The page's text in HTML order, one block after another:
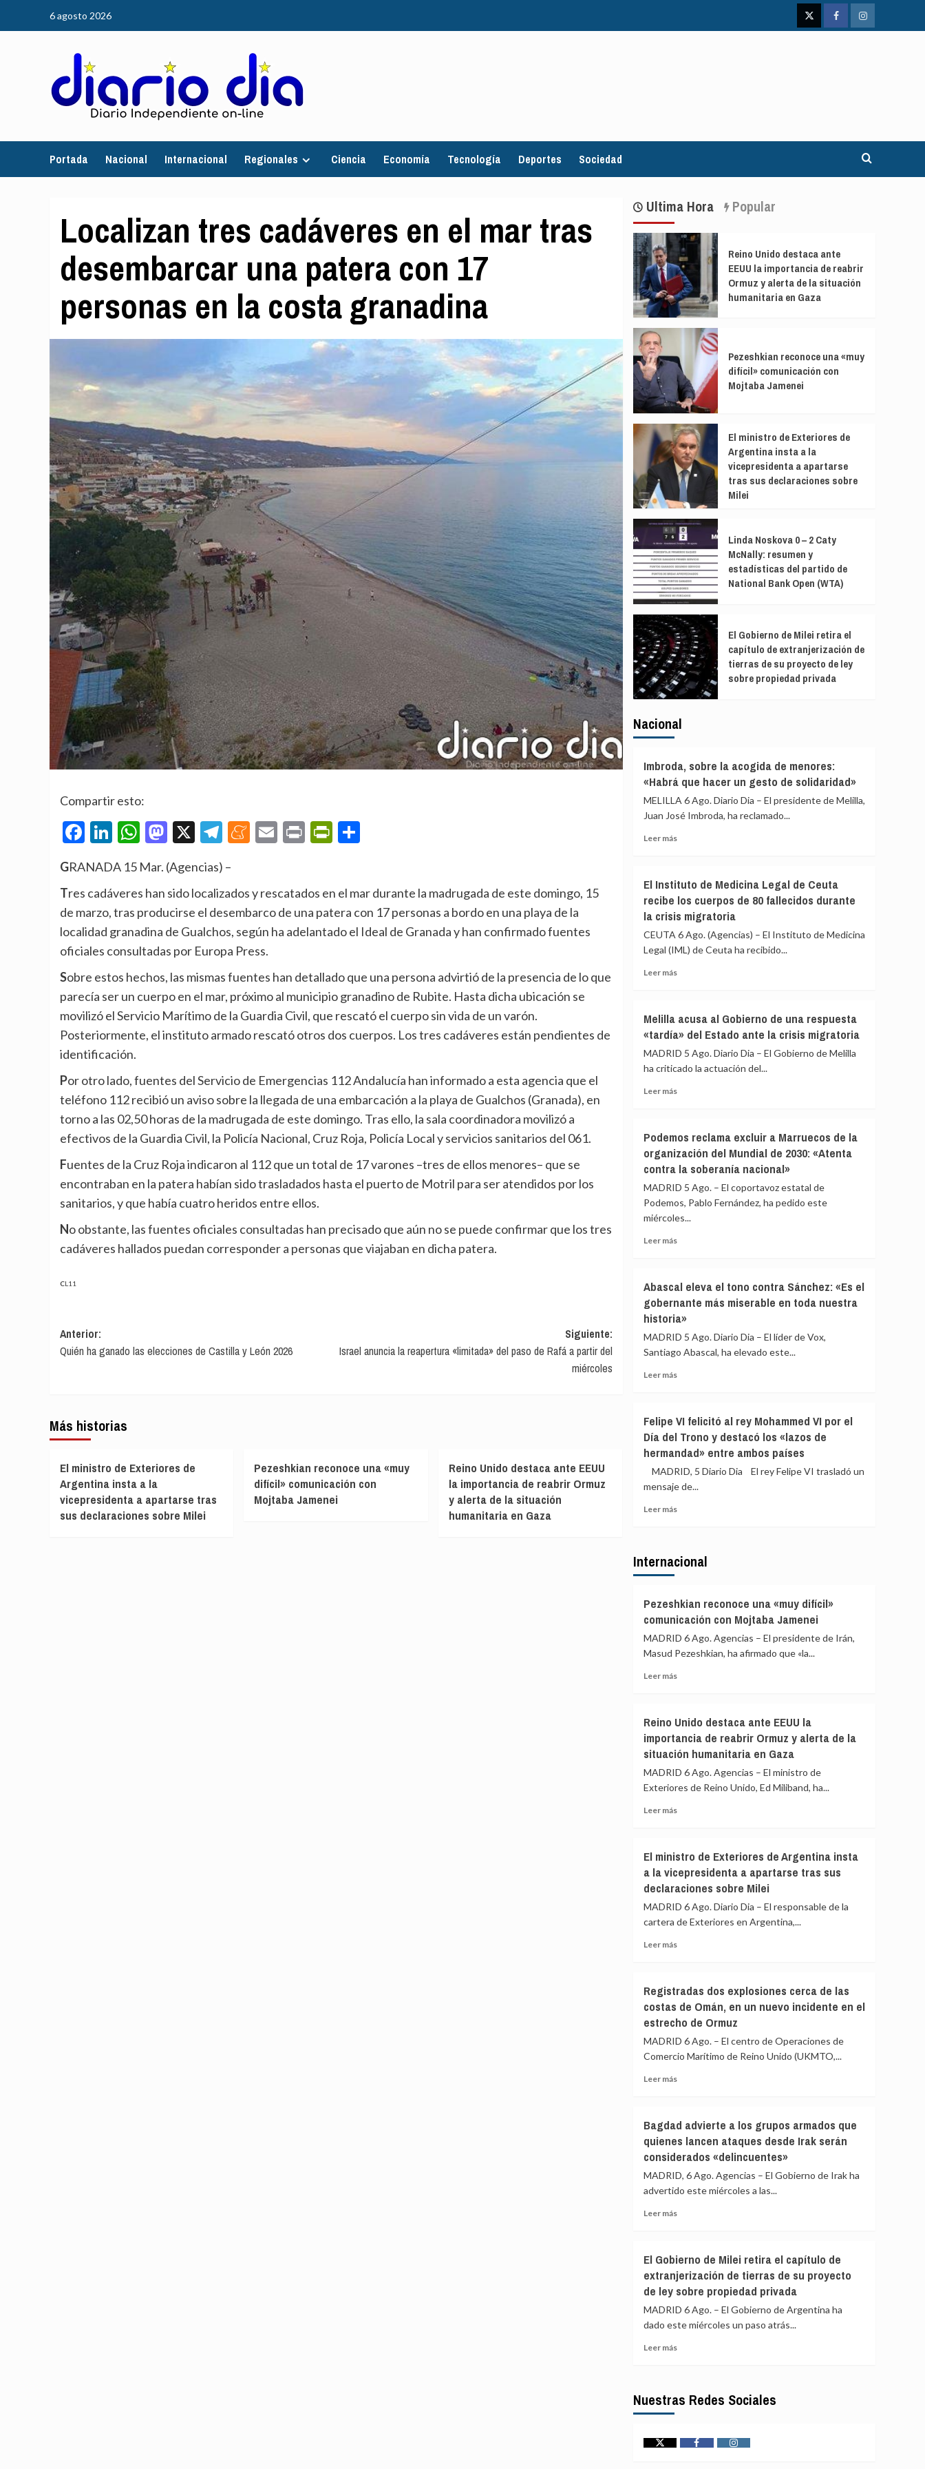
6 agosto 2026
TwitterFacebookInstagram
Portada Nacional Internacional Regionales Ciencia Economía Tecnología Deportes Sociedad
Localizan tres cadáveres en el mar tras
desembarcar una patera con 17
personas en la costa granadina
Compartir esto:
Facebook
LinkedIn
WhatsApp
Mastodon
X Telegram
Meneame
EmailPrintPrintFriendly
GRANADA 15 Mar. (Agencias) –
Tres cadáveres han sido localizados y rescatados en el mar durante la madrugada de este domingo, 15
de marzo, tras producirse el desembarco de una patera con 17 personas a bordo en una playa de la
localidad granadina de Gualchos, según ha adelantado el Ideal de Granada y han confirmado fuentes
oficiales consultadas por Europa Press.
Sobre estos hechos, las mismas fuentes han detallado que una persona advirtió de la presencia de lo que
parecía ser un cuerpo en el mar, próximo al municipio granadino de Rubite. Hasta dicha ubicación se
movilizó el Servicio Marítimo de la Guardia Civil, que rescató el cuerpo sin vida de un varón.
Posteriormente, el instituto armado rescató otros dos cuerpos. Los tres cadáveres están pendientes de
identificación.
Por otro lado, fuentes del Servicio de Emergencias 112 Andalucía han informado a esta agencia que el
teléfono 112 recibió un aviso sobre la llegada de una embarcación a la playa de Gualchos (Granada), en
torno a las 02,50 horas de la madrugada de este domingo. Tras ello, la sala coordinadora movilizó a
efectivos de la Guardia Civil, la Policía Nacional, Cruz Roja, Policía Local y servicios sanitarios del 061.
Fuentes de la Cruz Roja indicaron al 112 que un total de 17 varones –tres de ellos menores– que se
encontraban en la patera habían sido trasladados hasta el puerto de Motril para ser atendidos por los
sanitarios, y que había cuatro heridos entre ellos.
No obstante, las fuentes oficiales consultadas han precisado que aún no se puede confirmar que los tres
cadáveres hallados puedan corresponder a personas que viajaban en dicha patera.
CL11
Navegación
de
Anterior:
Quién ha ganado las elecciones de Castilla y León 2026
Siguiente:
Israel anuncia la reapertura «limitada» del paso de Rafá a partir del
miércoles
Más historias
El ministro de Exteriores de
Argentina insta a la
vicepresidenta a apartarse tras
sus declaraciones sobre Milei
Pezeshkian reconoce una «muy
difícil» comunicación con
Mojtaba Jamenei
Reino Unido destaca ante EEUU
la importancia de reabrir Ormuz
y alerta de la situación
humanitaria en Gaza
Ultima Hora Popular
Reino Unido destaca ante
EEUU la importancia de reabrir
Ormuz y alerta de la situación
humanitaria en Gaza
Pezeshkian reconoce una «muy
difícil» comunicación con
Mojtaba Jamenei
El ministro de Exteriores de
Argentina insta a la
vicepresidenta a apartarse
tras sus declaraciones sobre
Milei
Linda Noskova 0 – 2 Caty
McNally: resumen y
estadísticas del partido de
National Bank Open (WTA)
El Gobierno de Milei retira el
capítulo de extranjerización de
tierras de su proyecto de ley
sobre propiedad privada
Nacional
Imbroda, sobre la acogida de menores:
«Habrá que hacer un gesto de solidaridad»
MELILLA 6 Ago. Diario Dia – El presidente de Melilla,
Juan José Imbroda, ha reclamado...
Leer másLeer
sobre
la
acogida
menores:
«Habrá
de
solidaridad»
El Instituto de Medicina Legal de Ceuta
recibe los cuerpos de 80 fallecidos durante
la crisis migratoria
CEUTA 6 Ago. (Agencias) – El Instituto de Medicina
Legal (IML) de Ceuta ha recibido...
Leer másLeer
Instituto
de
Medicina
de
Ceuta
de
80
fallecidos
la
crisis
migratoria
Melilla acusa al Gobierno de una respuesta
«tardía» del Estado ante la crisis migratoria
MADRID 5 Ago. Diario Dia – El Gobierno de Melilla
ha criticado la actuación del...
Leer másLeer
acusa
al
Gobierno
una
respuesta
«tardía»
Estado
crisis
migratoria
Podemos reclama excluir a Marruecos de la
organización del Mundial de 2030: «Atenta
contra la soberanía nacional»
MADRID 5 Ago. – El coportavoz estatal de
Podemos, Pablo Fernández, ha pedido este
miércoles...
Leer másLeer
reclama
excluir
a
de
la
2030:
«Atenta
contra
soberanía
nacional»
Abascal eleva el tono contra Sánchez: «Es el
gobernante más miserable en toda nuestra
historia»
MADRID 5 Ago. Diario Dia – El líder de Vox,
Santiago Abascal, ha elevado este...
Leer másLeer
eleva
el
tono
Sánchez:
«Es
en
toda
Felipe VI felicitó al rey Mohammed VI por el
Día del Trono y destacó los «lazos de
hermandad» entre ambos países
MADRID, 5 Diario Dia El rey Felipe VI trasladó un
mensaje de...
Leer másLeer
VI
rey
VI
por
el
del
destacó
los
«lazos
de
hermandad»
países
Internacional
Pezeshkian reconoce una «muy difícil»
comunicación con Mojtaba Jamenei
MADRID 6 Ago. Agencias – El presidente de Irán,
Masud Pezeshkian, ha afirmado que «la...
Leer másLeer
reconoce
una
«muy
comunicación
con
Reino Unido destaca ante EEUU la
importancia de reabrir Ormuz y alerta de la
situación humanitaria en Gaza
MADRID 6 Ago. Agencias – El ministro de
Exteriores de Reino Unido, Ed Miliband, ha...
Leer másLeer
Unido
destaca
ante
la
importancia
alerta
de
la
humanitaria
en
El ministro de Exteriores de Argentina insta
a la vicepresidenta a apartarse tras sus
declaraciones sobre Milei
MADRID 6 Ago. Diario Dia – El responsable de la
cartera de Exteriores en Argentina,...
Leer másLeer
ministro
de
Exteriores
Argentina
insta
apartarse
tras
sobre
Milei
Registradas dos explosiones cerca de las
costas de Omán, en un nuevo incidente en el
estrecho de Ormuz
MADRID 6 Ago. – El centro de Operaciones de
Comercio Marítimo de Reino Unido (UKMTO,...
Leer másLeer
dos
explosiones
cerca
las
costas
nuevo
incidente
estrecho
de
Bagdad advierte a los grupos armados que
quienes lancen ataques desde Irak serán
considerados «delincuentes»
MADRID, 6 Ago. Agencias – El Gobierno de Irak ha
advertido este miércoles a las...
Leer másLeer
advierte
a
los
armados
que
Irak
serán
El Gobierno de Milei retira el capítulo de
extranjerización de tierras de su proyecto
de ley sobre propiedad privada
MADRID 6 Ago. – El Gobierno de Argentina ha
dado este miércoles un paso atrás...
Leer másLeer
Gobierno
retira
el
Nuestras Redes Sociales
Twitter FacebookInstagram